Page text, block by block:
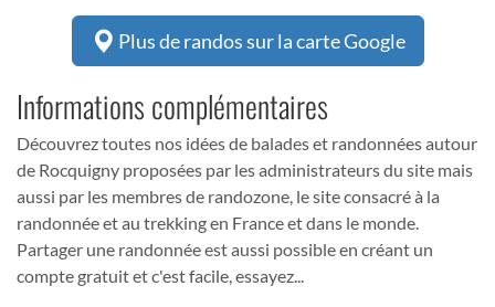
Plus de randos sur la carte Google
Informations complémentaires
Découvrez toutes nos idées de balades et randonnées autour
de Rocquigny proposées par les administrateurs du site mais
aussi par les membres de randozone, le site consacré à la
randonnée et au trekking en France et dans le monde.
Partager une randonnée est aussi possible en créant un
compte gratuit et c'est facile, essayez...